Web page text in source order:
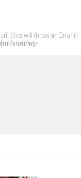
(this will throw an Error in
sivm/wp-